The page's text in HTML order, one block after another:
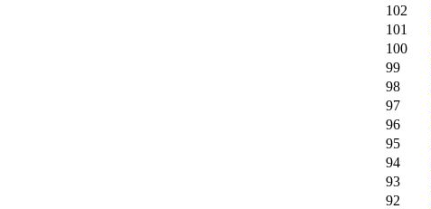
102
101
100
99
98
97
96
95
94
93
92